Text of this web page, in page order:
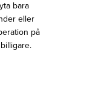
bara
eller
på